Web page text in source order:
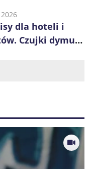
dla hoteli i
Czujki dymu